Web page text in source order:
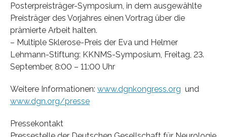
Posterpreisträger-Symposium, in dem ausgewählte
Preisträger des Vorjahres einen Vortrag über die
prämierte Arbeit halten.
– Multiple Sklerose-Preis der Eva und Helmer
Lehmann-Stiftung: KKNMS-Symposium, Freitag, 23.
September, 8:00 – 11:00 Uhr
Weitere Informationen: www.dgnkongress.org und
www.dgn.org/presse
Pressekontakt